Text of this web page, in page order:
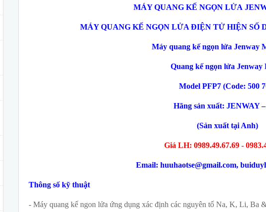
MÁY QUANG KẾ NGỌN LỬA
MÁY QUANG KẾ NGỌN LỬA ĐIỆN TỬ HIỆN SỐ
Máy quang kếngọn lửa Jenway
Quang kếngọn lửa Jenway
Model PFP7 (Code: 500
Hãng sản xuất: JENWAY
(Sản xuất tại Anh)
Giá LH: 0989.49.67.69 -
Email: huuhaotse@gmail.com,
Thông số kỹ thuật
- Máy quang kế ngon lửa ứng dụng xác định các nguyên tố Na, K, Li, Ba